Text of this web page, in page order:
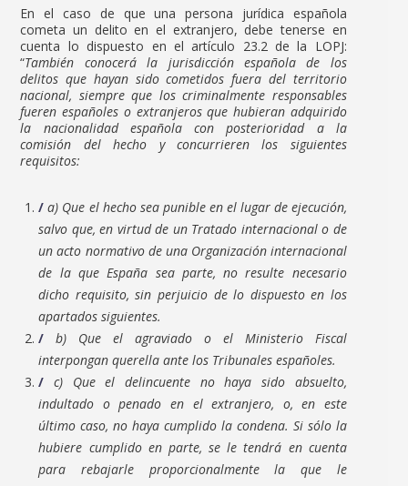
En el caso de que una persona jurídica española
cometa un delito en el extranjero, debe tenerse en
cuenta lo dispuesto en el artículo 23.2 de la LOPJ:
“También conocerá la jurisdicción española de los
delitos que hayan sido cometidos fuera del territorio
nacional, siempre que los criminalmente responsables
fueren españoles o extranjeros que hubieran adquirido
la nacionalidad española con posterioridad a la
comisión del hecho y concurrieren los siguientes
requisitos:
a) Que el hecho sea punible en el lugar de ejecución,
salvo que, en virtud de un Tratado internacional o de
un acto normativo de una Organización internacional
de la que España sea parte, no resulte necesario
dicho requisito, sin perjuicio de lo dispuesto en los
apartados siguientes.
b) Que el agraviado o el Ministerio Fiscal
interpongan querella ante los Tribunales españoles.
c) Que el delincuente no haya sido absuelto,
indultado o penado en el extranjero, o, en este
último caso, no haya cumplido la condena. Si sólo la
hubiere cumplido en parte, se le tendrá en cuenta
para rebajarle proporcionalmente la que le